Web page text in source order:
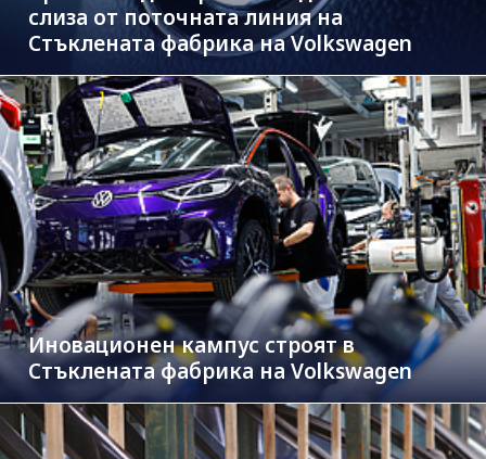
слиза от поточната линия на
Стъклената фабрика на Volkswagen
Иновационен кампус строят в
Стъклената фабрика на Volkswagen